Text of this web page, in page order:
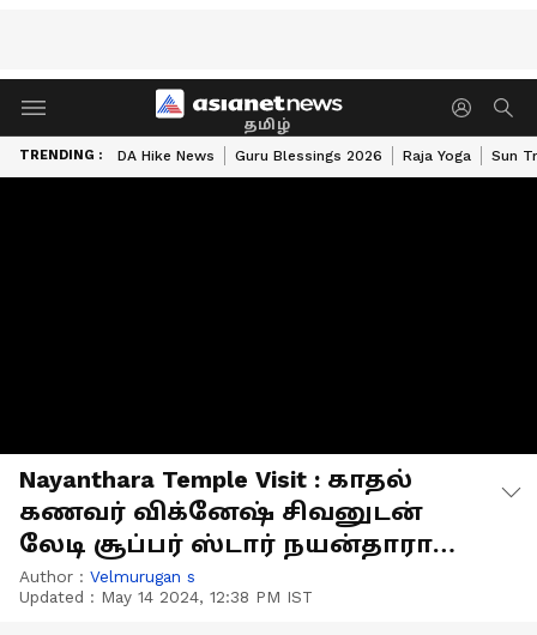
தமிழ்
TRENDING : DA Hike News Guru Blessings 2026 Raja Yoga Sun
Nayanthara Temple Visit : காதல்
கணவர் விக்னேஷ் சிவனுடன்
லேடி சூப்பர் ஸ்டார் நயன்தாரா
குமரியில் ஆன்மீக சுற்றுலா
Author : Velmurugan s
Updated : May 14 2024, 12:38 PM IST